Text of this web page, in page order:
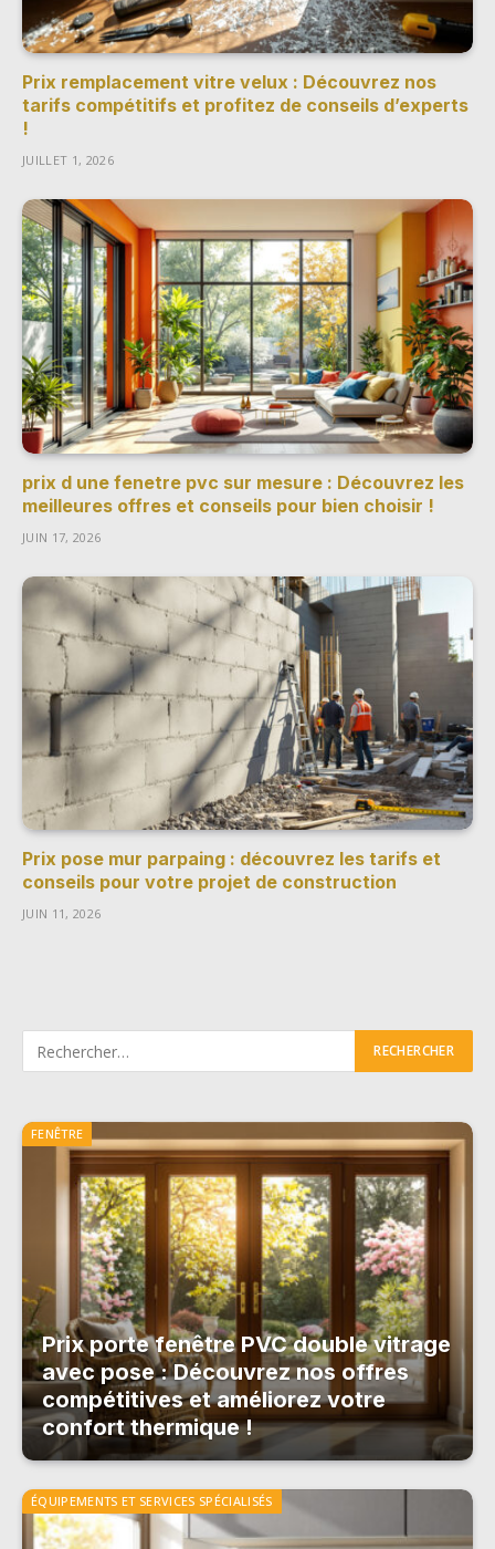
Prix remplacement vitre velux : Découvrez nos
tarifs compétitifs et profitez de conseils d’experts
!
JUILLET 1, 2026
prix d une fenetre pvc sur mesure : Découvrez les
meilleures offres et conseils pour bien choisir !
JUIN 17, 2026
Prix pose mur parpaing : découvrez les tarifs et
conseils pour votre projet de construction
JUIN 11, 2026
FENÊTRE
Prix porte fenêtre PVC double vitrage
avec pose : Découvrez nos offres
compétitives et améliorez votre
confort thermique !
ÉQUIPEMENTS ET SERVICES SPÉCIALISÉS